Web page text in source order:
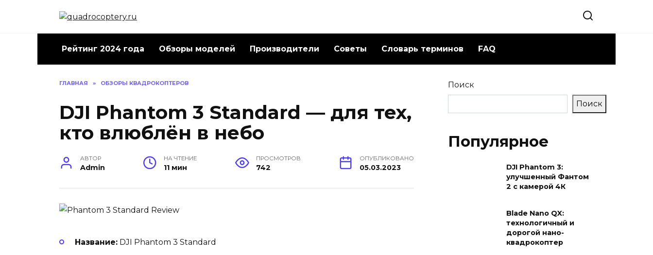
Рейтинг 2024 года Обзоры моделей Производители Советы Словарь терминов FAQ
ГЛАВНАЯ » ОБЗОРЫ КВАДРОКОПТЕРОВ
DJI Phantom 3 Standard — для тех,
кто влюблён в небо
АВТОР
Admin
НА ЧТЕНИЕ
11 мин
ПРОСМОТРОВ
742
ОПУБЛИКОВАНО
05.03.2023
Название: DJI Phantom 3 Standard
Поиск
Поиск
Популярное
DJI Phantom 3:
улучшенный Фантом
2 с камерой 4К
Blade Nano QX:
технологичный и
дорогой нано-
квадрокоптер